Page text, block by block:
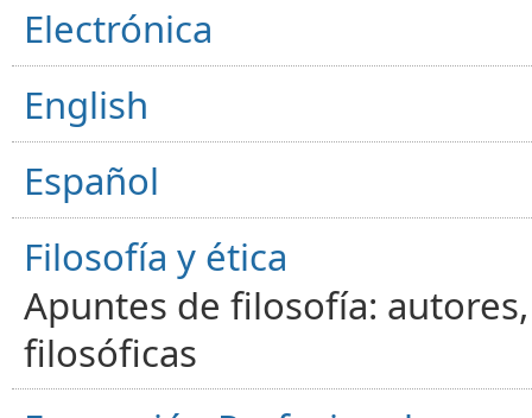
Electrónica
English
Español
Filosofía y ética
Apuntes de filosofía:
filosóficas